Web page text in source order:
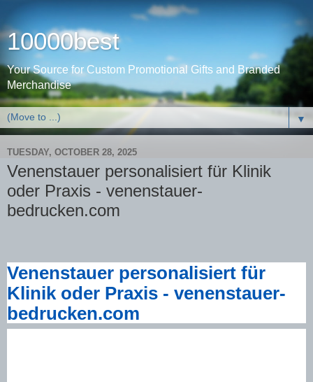
10000best
Your Source for Custom Promotional Gifts and Branded
Merchandise
▼
TUESDAY, OCTOBER 28, 2025
Venenstauer personalisiert für Klinik
oder Praxis - venenstauer-
bedrucken.com
Venenstauer personalisiert für
Klinik oder Praxis - venenstauer-
bedrucken.com